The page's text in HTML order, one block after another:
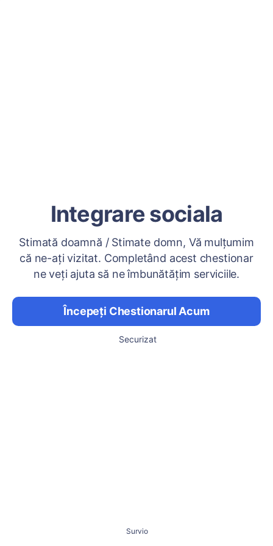
Integrare sociala
Stimată doamnă / Stimate domn, Vă mulțumim
că ne-ați vizitat. Completând acest chestionar
ne veți ajuta să ne îmbunătățim serviciile.
Începeți Chestionarul Acum
Securizat
Survio